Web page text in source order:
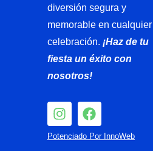
diversión segura y
memorable en cualquier
celebración. ¡Haz de tu
fiesta un éxito con
nosotros!
I
n
s
F
a
c
Potenciado Por InnoWeb